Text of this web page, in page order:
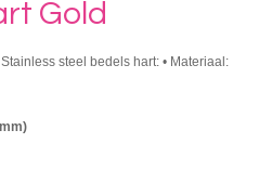
Gold
steel bedels hart: • Materiaal: